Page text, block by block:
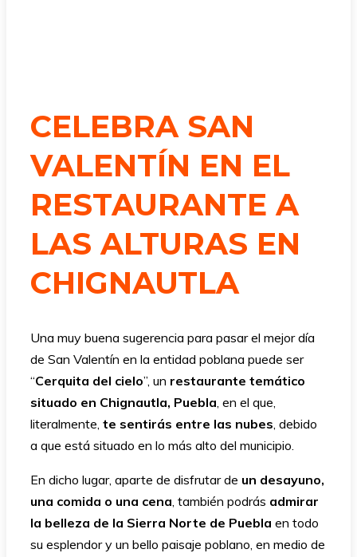
CELEBRA SAN
VALENTÍN EN EL
RESTAURANTE A
LAS ALTURAS EN
CHIGNAUTLA
Una muy buena sugerencia para pasar el mejor día
de San Valentín en la entidad poblana puede ser
“Cerquita del cielo”, un restaurante temático
situado en Chignautla, Puebla, en el que,
literalmente, te sentirás entre las nubes, debido
a que está situado en lo más alto del municipio.
En dicho lugar, aparte de disfrutar de un desayuno,
una comida o una cena, también podrás admirar
la belleza de la Sierra Norte de Puebla en todo
su esplendor y un bello paisaje poblano, en medio de